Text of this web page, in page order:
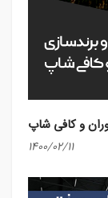
و کافی شاپ
1400/02/11